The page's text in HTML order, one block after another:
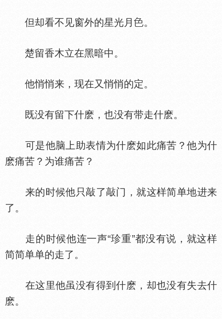
但却看不见窗外的星光月 。
楚留香木立在黑暗中。
他悄悄来，现在又悄悄的定。
既没有留下什麽，也没有带走什麽。
可是他脑上助表情为什麽如此痛苦？他为什
麽痛苦？为谁痛苦？
来的时候他只敲了敲门，就这样简单地进来
了。
走的时候他连一声“珍重”都没有说，就这样
简简单单的走了。
在这里他虽没有得到什麽，却也没有失去什
麽。